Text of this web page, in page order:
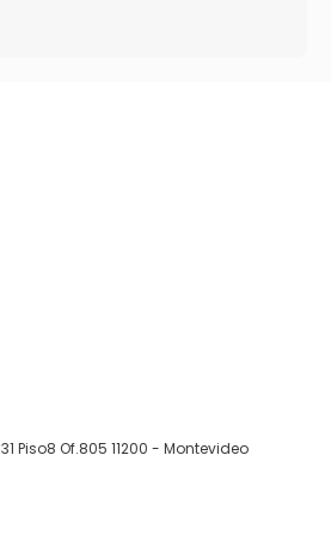
Piso8 Of.805 11200 - Montevideo